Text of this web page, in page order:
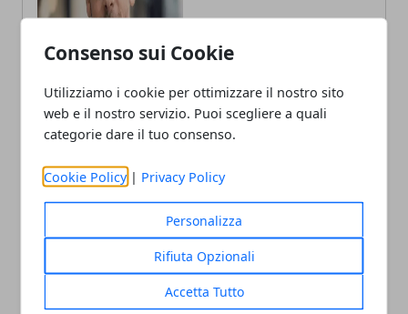
Consenso sui Cookie
Utilizziamo i cookie per ottimizzare il nostro sito
web e il nostro servizio. Puoi scegliere a quali
categorie dare il tuo consenso.
Cookie Policy | Privacy Policy
Personalizza
Rifiuta Opzionali
Accetta Tutto
Andrea Bianchi
tech porto in Italia le ultime novità.